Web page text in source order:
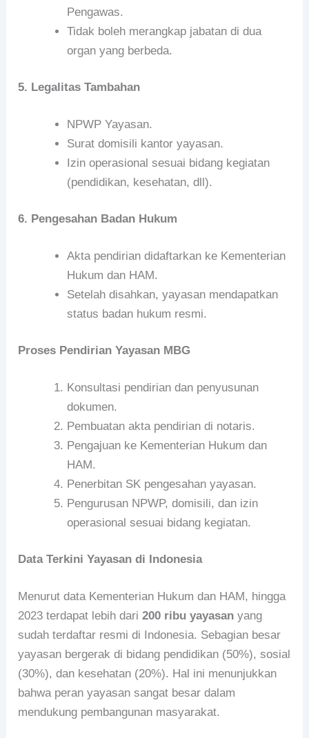
Pengawas.
Tidak boleh merangkap jabatan di dua
organ yang berbeda.
5. Legalitas Tambahan
NPWP Yayasan.
Surat domisili kantor yayasan.
Izin operasional sesuai bidang kegiatan
(pendidikan, kesehatan, dll).
6. Pengesahan Badan Hukum
Akta pendirian didaftarkan ke Kementerian
Hukum dan HAM.
Setelah disahkan, yayasan mendapatkan
status badan hukum resmi.
Proses Pendirian Yayasan MBG
Konsultasi pendirian dan penyusunan
dokumen.
Pembuatan akta pendirian di notaris.
Pengajuan ke Kementerian Hukum dan
HAM.
Penerbitan SK pengesahan yayasan.
Pengurusan NPWP, domisili, dan izin
operasional sesuai bidang kegiatan.
Data Terkini Yayasan di Indonesia
Menurut data Kementerian Hukum dan HAM, hingga
2023 terdapat lebih dari200 ribu yayasan yang
sudah terdaftar resmi di Indonesia. Sebagian besar
yayasan bergerak di bidang pendidikan (50%), sosial
(30%), dan kesehatan (20%). Hal ini menunjukkan
bahwa peran yayasan sangat besar dalam
mendukung pembangunan masyarakat.